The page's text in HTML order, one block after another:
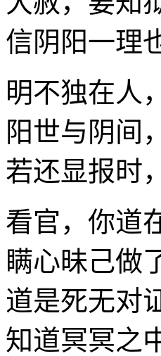
信阴阳一理
明不独在人
阳世与阴间
若还显报时
看官，你道
瞒心昧己做
道是死无对
知道冥冥之